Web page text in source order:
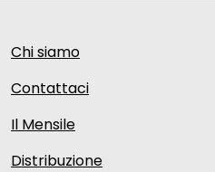
Chi siamo
Contattaci
Il Mensile
Distribuzione